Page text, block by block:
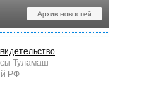
Архив новостей
Туламаш
РФ